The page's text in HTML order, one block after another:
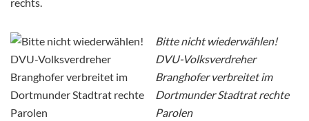
Bitte nicht wiederwählen!
DVU-Volksverdreher
Branghofer verbreitet im
Dortmunder Stadtrat rechte
Parolen